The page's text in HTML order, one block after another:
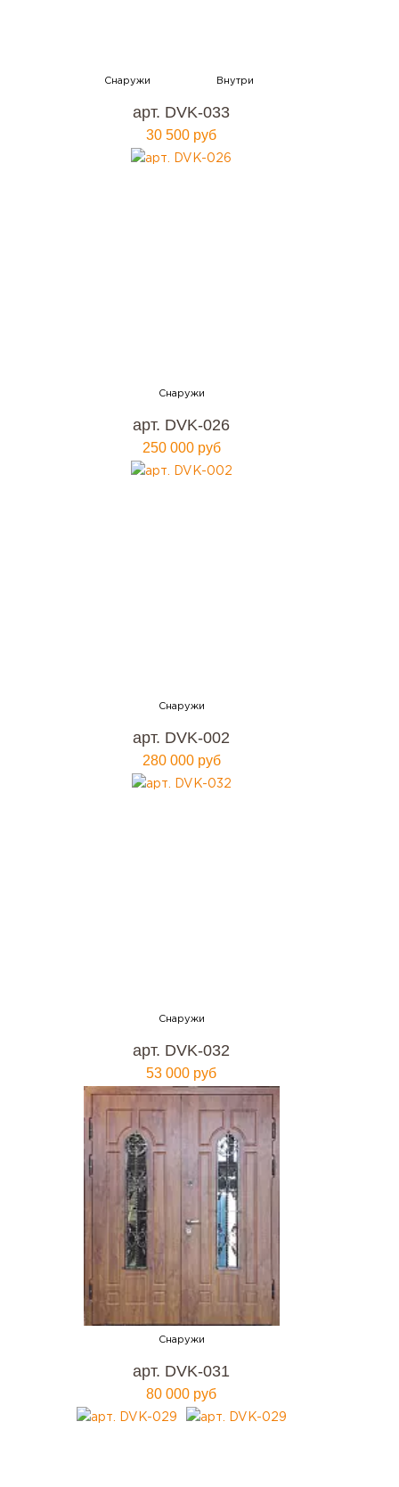
арт. DVK-033
30 500 руб
арт. DVK-026
250 000 руб
арт. DVK-002
280 000 руб
арт. DVK-032
53 000 руб
арт. DVK-031
80 000 руб